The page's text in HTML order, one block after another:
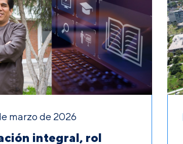
marzo de 2026
integral, rol